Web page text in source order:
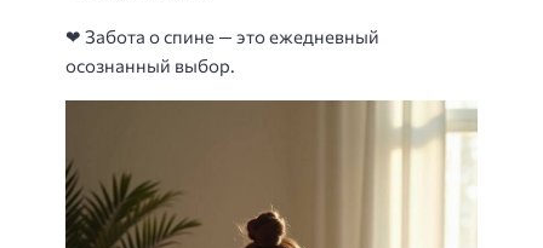
❤ Забота о спине — это ежедневный
осознанный выбор.